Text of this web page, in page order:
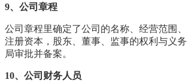
9、公司章程
公司章程里确定了公司的名称、经营范围、
注册资本，股东、董事、监事的权利与义
局审批并备案。
10、公司财务人员